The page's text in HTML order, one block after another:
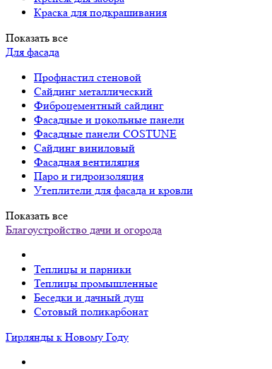
Краска для подкрашивания
Показать все
Для фасада
Профнастил стеновой
Сайдинг металлический
Фиброцементный сайдинг
Фасадные и цокольные панели
Фасадные панели COSTUNE
Сайдинг виниловый
Фасадная вентиляция
Паро и гидроизоляция
Утеплители для фасада и кровли
Показать все
Благоустройство дачи и огорода
Теплицы и парники
Теплицы промышленные
Беседки и дачный душ
Сотовый поликарбонат
Гирлянды к Новому Году